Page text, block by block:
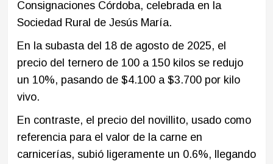
Consignaciones Córdoba, celebrada en la
Sociedad Rural de Jesús María.
En la subasta del 18 de agosto de 2025, el
precio del ternero de 100 a 150 kilos se redujo
un 10%, pasando de $4.100 a $3.700 por kilo
vivo.
En contraste, el precio del novillito, usado como
referencia para el valor de la carne en
carnicerías, subió ligeramente un 0.6%, llegando